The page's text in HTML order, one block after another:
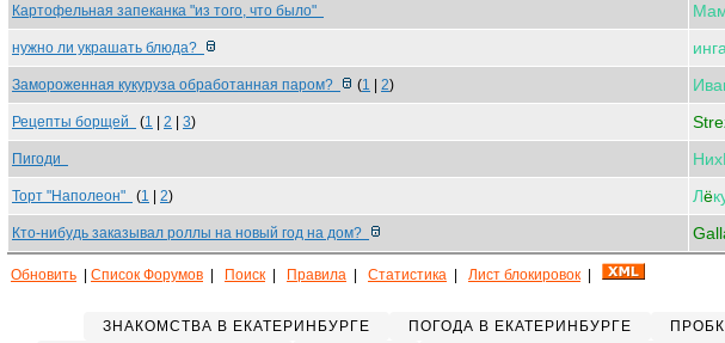
Картофельная запеканка "из того, что было"
нужно ли украшать блюда? инга
Замороженная кукуруза обработанная паром? (1 2)
Рецепты борщей (1 2 3)
Пигоди
Торт "Наполеон" (1 2) Лё
Кто-нибудь заказывал роллы на новый год на дом?
Обновить Список Форумов Поиск Правила Статистика Лист блокировок
ЗНАКОМСТВА В ЕКАТЕРИНБУРГЕ ПОГОДА В ЕКАТЕРИНБУРГЕ